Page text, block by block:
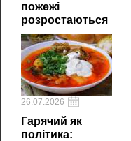
пожежі
розростаються
26.07.2026
Гарячий як
політика: